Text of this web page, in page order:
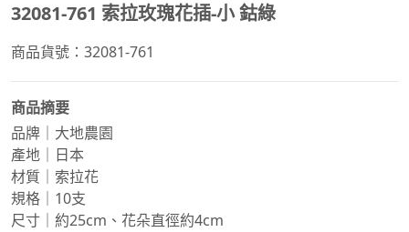
32081-761 索拉玫瑰花插-小 鈷綠
商品貨號：32081-761
商品摘要
品牌｜大地農園
產地｜日本
材質｜索拉花
規格｜10支
尺寸｜約25cm、花朵直徑約4cm